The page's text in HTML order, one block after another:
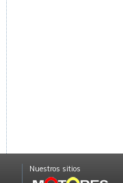
Nuestros sitios